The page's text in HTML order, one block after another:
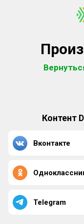
Контент
Вконтакте
Telegram